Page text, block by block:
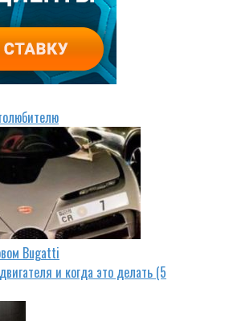
Bugatti
и когда это делать (5